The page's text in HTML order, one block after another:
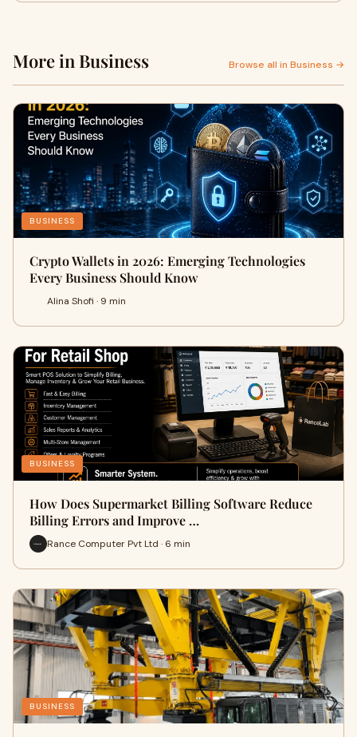
More in Business Browse all in Business →
BUSINESS
Crypto Wallets in 2026: Emerging Technologies
Every Business Should Know
Alina Shofi · 9 min
BUSINESS
How Does Supermarket Billing Software Reduce
Billing Errors and Improve …
Rance Computer Pvt Ltd · 6 min
BUSINESS